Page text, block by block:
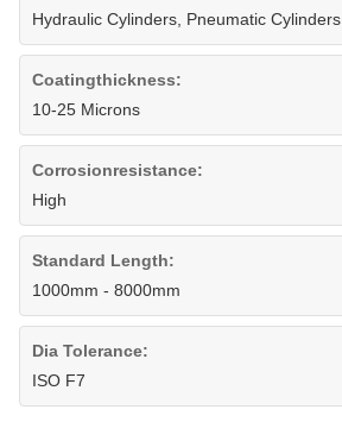
Hydraulic Cylinders, Pneumatic Cylinders
Coatingthickness:
10-25 Microns
Corrosionresistance:
High
Standard Length:
1000mm - 8000mm
Dia Tolerance:
ISO F7